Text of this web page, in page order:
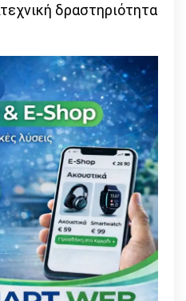
δραστηριότητα